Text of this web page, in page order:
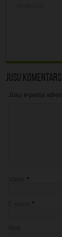
Jūsu komentārs
Jūsu e-pasta
*
*